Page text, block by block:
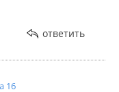
им Лазо,
или хотя наответить
16